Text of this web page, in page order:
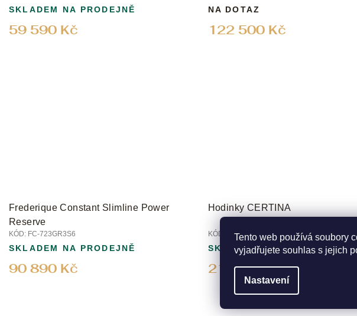
Tento web používá soubory
vyjadřujete souhlas s jejich
Nastavení
59 590 Kč
SKLADEM NA PRODEJNĚ
122 500 Kč
NA DOTAZ
Frederique Constant Slimline Power
Reserve
KÓD: FC-723GR3S6
90 890 Kč
SKLADEM NA PRODEJNĚ
Hodinky CERTINA
KÓD: C043.407.11.351.00
21 590 Kč
SKLADEM NA PRODEJNĚ